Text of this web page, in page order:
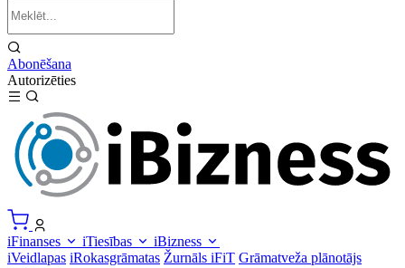
Abonēšana
Autorizēties
iFinanses iTiesības
iBizness
iVeidlapas iRokasgrāmatas Žurnāls iFiT Grāmatveža plānotājs